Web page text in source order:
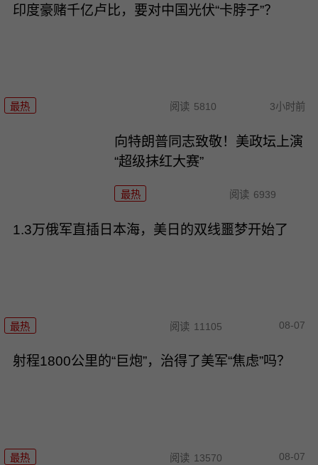
印度豪赌千亿卢比，要对中国光伏“卡脖子”？
最热 阅读 5810 3小时前
向特朗普同志致敬！美政坛上演
“超级抹红大赛”
最热 阅读 6939
1.3万俄军直插日本海，美日的双线噩梦开始了
最热 阅读 11105 08-07
射程1800公里的“巨炮”，治得了美军“焦虑”吗？
最热 阅读 13570 08-07